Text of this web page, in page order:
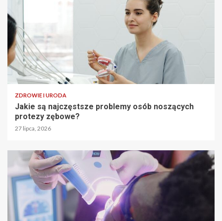
ZDROWIE I URODA
Jakie są najczęstsze problemy osób noszących
protezy zębowe?
27 lipca, 2026